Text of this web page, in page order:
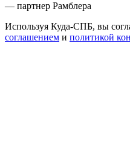
— партнер Рамблера
Используя Куда-СПБ, вы
соглашением и политикой